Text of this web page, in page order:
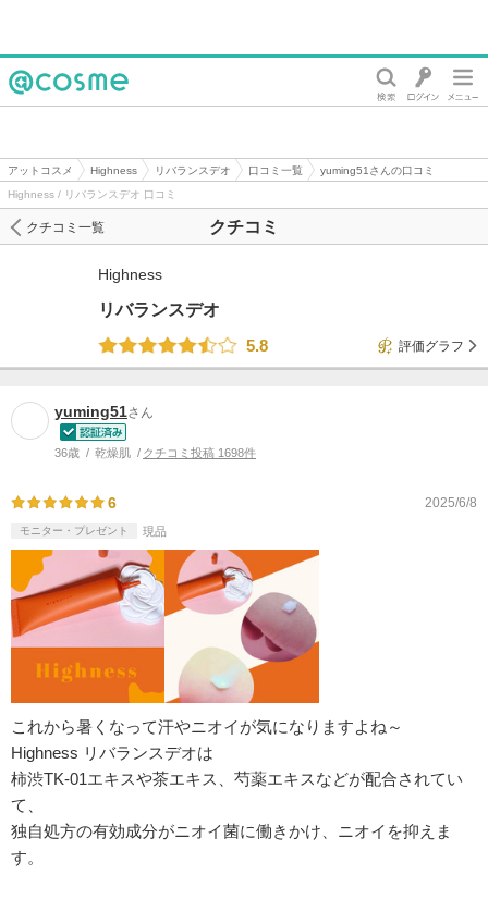
アットコスメ Highness リバランスデオ 口コミ一覧
yuming51さんの口コミ
Highness / リバランスデオ 口コミ
クチコミ
クチコミ一覧
Highness
リバランスデオ
5.8
評価グラフ
yuming51さん
36歳 乾燥肌 クチコミ投稿 1698件
6 2025/6/8
モニター・プレゼント 現品
これから暑くなって汗やニオイが気になりますよね～
Highness リバランスデオは
柿渋TK-01エキスや茶エキス、芍薬エキスなどが配合されてい
て、
独自処方の有効成分がニオイ菌に働きかけ、ニオイを抑えま
す。